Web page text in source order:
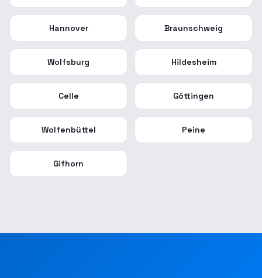
Hannover Braunschweig
Wolfsburg Hildesheim
Celle Göttingen
Wolfenbüttel Peine
Gifhorn